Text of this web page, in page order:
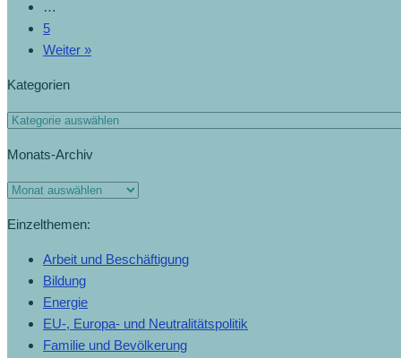
…
5
Weiter »
Kategorien
Monats-Archiv
Einzelthemen:
Arbeit und Beschäftigung
Bildung
Energie
EU-, Europa- und Neutralitätspolitik
Familie und Bevölkerung